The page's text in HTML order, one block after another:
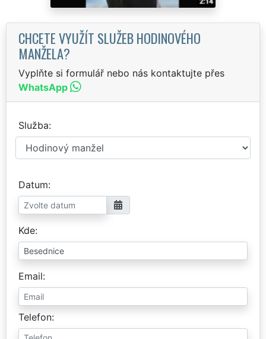
CHCETE VYUŽÍT SLUŽEB HODINOVÉHO
MANŽELA?
Vyplňte si formulář nebo nás kontaktujte přes
WhatsApp
Služba
Datum
Kde
Email
Telefon